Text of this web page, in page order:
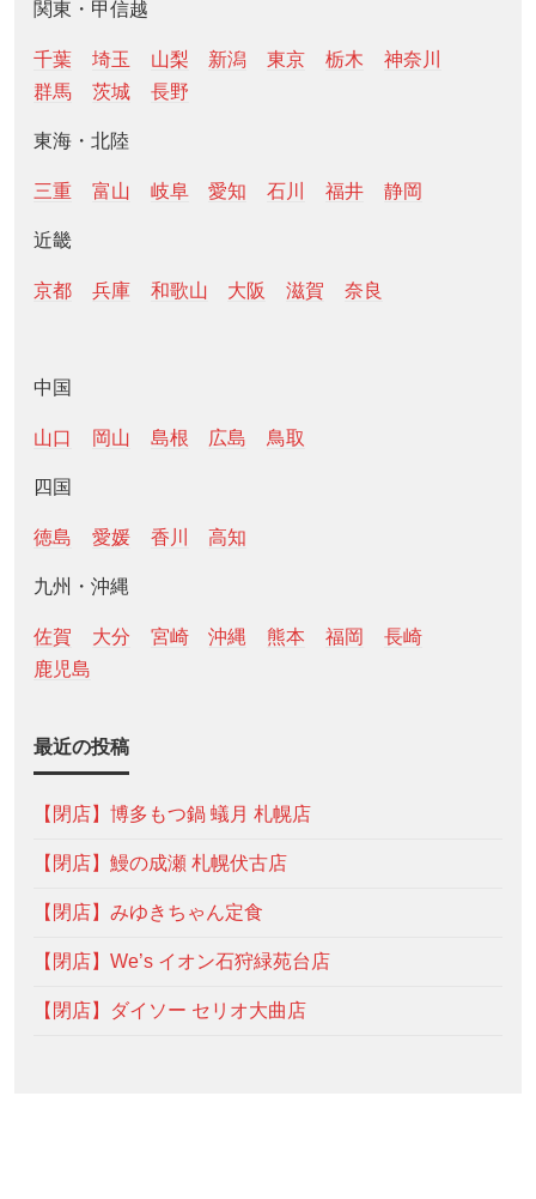
関東・甲信越
千葉 埼玉 山梨 新潟 東京 栃木
神奈川
群馬
茨城 長野
東海・北陸
三重 富山 岐阜 愛知 石川 福井 静岡
近畿
京都 兵庫 和歌山 大阪 滋賀 奈良
中国
山口 岡山 島根 広島 鳥取
四国
徳島 愛媛 香川 高知
九州・沖縄
佐賀 大分 宮崎 沖縄 熊本 福岡
長崎
鹿児島
最近の投稿
【閉店】博多もつ鍋 蟻月 札幌店
【閉店】鰻の成瀬 札幌伏古店
【閉店】みゆきちゃん定食
【閉店】We’s イオン石狩緑苑台店
【閉店】ダイソー セリオ大曲店